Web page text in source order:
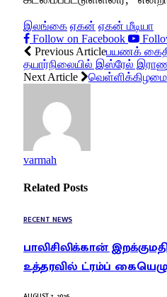
இலங்கை ஏகன் ஏகன் மீடியா
Follow on Facebook
Previous Articleபயணக்
தயார்நிலையில் இஸ்ரேல்
Next Article
varmah
Related Posts
RECENT NEWS
பாலிசிலிக்கான்
உத்தரவில் ட்ரம்ப்